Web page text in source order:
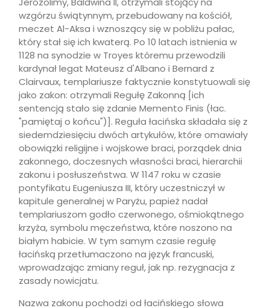
wzgórzu świątynnym, przebudowany na kościół,
meczet Al-Aksa i wznoszący się w pobliżu pałac,
który stał się ich kwaterą. Po 10 latach istnienia w
1128 na synodzie w Troyes któremu przewodzili
kardynał legat Mateusz d'Albano i Bernard z
Clairvaux, templariusze faktycznie konstytuowali się
jako zakon: otrzymali Regułę Zakonną [ich
sentencją stało się zdanie Memento Finis (łac.
"pamiętaj o końcu")]. Reguła łacińska składała się z
siedemdziesięciu dwóch artykułów, które omawiały
obowiązki religijne i wojskowe braci, porządek dnia
zakonnego, doczesnych własności braci, hierarchii
zakonu i posłuszeństwa. W 1147 roku w czasie
pontyfikatu Eugeniusza III, który uczestniczył w
kapitule generalnej w Paryżu, papież nadał
templariuszom godło czerwonego, ośmiokątnego
krzyża, symbolu męczeństwa, które noszono na
białym habicie. W tym samym czasie regułę
łacińską przetłumaczono na język francuski,
wprowadzając zmiany reguł, jak np. rezygnacja z
zasady nowicjatu.
Nazwa zakonu pochodzi od łacińskiego słowa